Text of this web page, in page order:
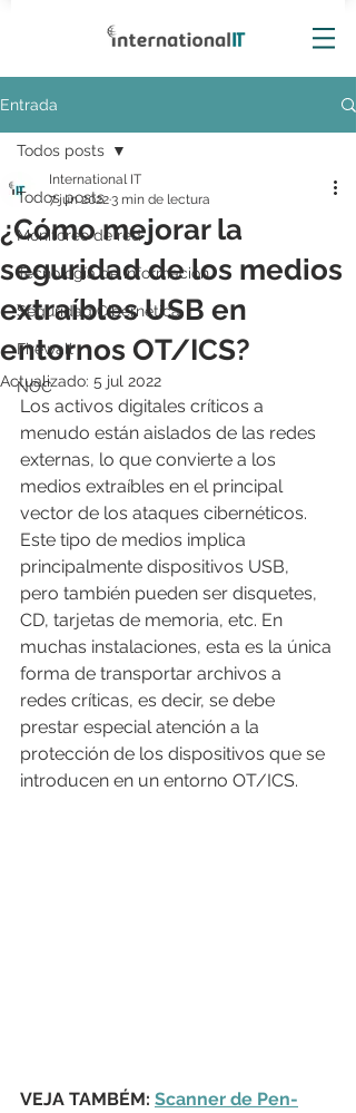
Entrada
Todos posts
Monitoreo de red
Tecnología de información
Seguridad Cibernética
Firewall
NOC
Todos posts
¿Cómo mejorar la
seguridad de los medios
extraíbles USB en
entornos OT/ICS?
International IT
7 jun 20223 min de lectura
Actualizado: 5 jul 2022
Los activos digitales críticos a
menudo están aislados de las redes
externas, lo que convierte a los
medios extraíbles en el principal
vector de los ataques cibernéticos.
Este tipo de medios implica
principalmente dispositivos USB,
pero también pueden ser disquetes,
CD, tarjetas de memoria, etc. En
muchas instalaciones, esta es la única
forma de transportar archivos a
redes críticas, es decir, se debe
prestar especial atención a la
protección de los dispositivos que se
introducen en un entorno OT/ICS.
VEJA TAMBÉM: Scanner de Pen-